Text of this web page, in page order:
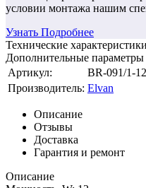
условии монтажа нашим
Узнать Подробнее
Технические характеристики
Дополнительные параметры
Артикул:
BR-091/1-
Производитель: Elvan
Описание
Отзывы
Доставка
Гарантия и ремонт
Описание